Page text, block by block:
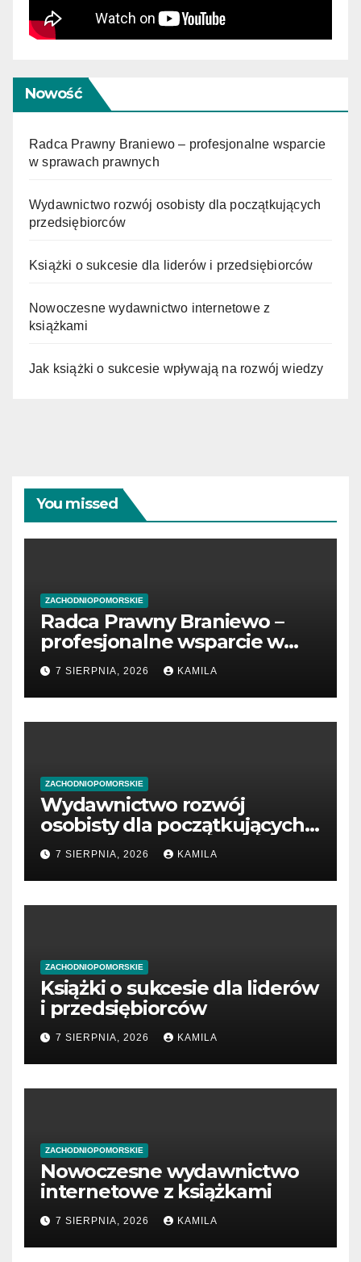
Nowość
Radca Prawny Braniewo – profesjonalne wsparcie
w sprawach prawnych
Wydawnictwo rozwój osobisty dla początkujących
przedsiębiorców
Książki o sukcesie dla liderów i przedsiębiorców
Nowoczesne wydawnictwo internetowe z
książkami
Jak książki o sukcesie wpływają na rozwój wiedzy
You missed
ZACHODNIOPOMORSKIE
Radca Prawny Braniewo –
profesjonalne wsparcie w
sprawach prawnych
7 SIERPNIA, 2026 KAMILA
ZACHODNIOPOMORSKIE
Wydawnictwo rozwój
osobisty dla początkujących
przedsiębiorców
7 SIERPNIA, 2026 KAMILA
ZACHODNIOPOMORSKIE
Książki o sukcesie dla liderów
i przedsiębiorców
7 SIERPNIA, 2026 KAMILA
ZACHODNIOPOMORSKIE
Nowoczesne wydawnictwo
internetowe z książkami
7 SIERPNIA, 2026 KAMILA